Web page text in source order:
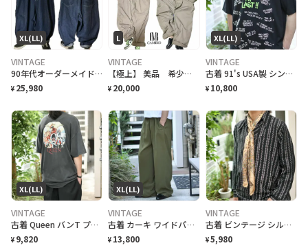
XL(LL)
VINTAGE
90年代オーダーメイドOEMビックサイズコクーンバレルボトム限定品
¥ 25,980
L
VINTAGE
【極上】 美品 希少 CAMBIO カンビオRAラインクロスバックオーバーオールL
¥ 20,000
XL(LL)
VINTAGE
古着 91's USA製 シングルステッチ 退職記念 Tシャツ プリントTシャツ
¥ 10,800
XL(LL)
VINTAGE
古着 Queen バンT プリントTシャツ Tシャツ 半袖Tシャフェード
¥ 9,820
XL(LL)
VINTAGE
古着 カーキ ワイドパンツ スラックス タックパンツ 緑 グリーン
¥ 13,800
VINTAGE
古着 ビンテージ シルク スカーフ バンダナ ペイズリー柄 ベージュ
¥5,980